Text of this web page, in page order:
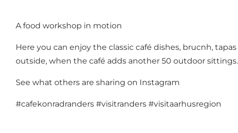
A food workshop in motion
Here you can enjoy the classic café dishes, brucnh,
outside, when the café adds another 50 outdoor sittings.
See what others are sharing on Instagram
#cafekonradranders #visitranders #visitaarhusregion